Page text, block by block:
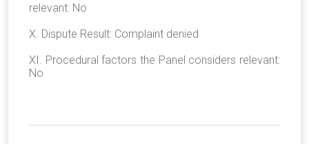
relevant: No
X. Dispute Result: Complaint denied
XI. Procedural factors the Panel considers relevant:
No